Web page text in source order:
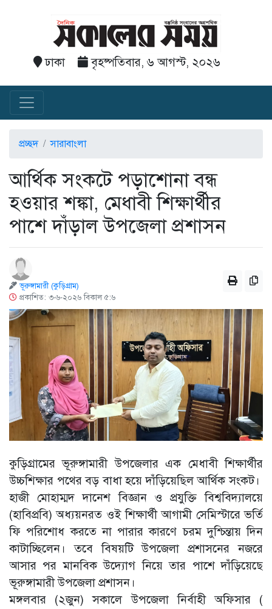
ঢাকা বৃহষ্পতিবার, ৬ আগস্ট, ২০২৬
প্রচ্ছদ সারাবাংলা
আর্থিক সংকটে পড়াশোনা বন্ধ
হওয়ার শঙ্কা, মেধাবী শিক্ষার্থীর
পাশে দাঁড়াল উপজেলা প্রশাসন
ভূরুঙ্গামারী (কুড়িগ্রাম)
প্রকাশিত: ৩-৬-২০২৬ বিকাল ৫:৬
কুড়িগ্রামের ভূরুঙ্গামারী উপজেলার এক মেধাবী শিক্ষার্থীর
উচ্চশিক্ষার পথের বড় বাধা হয়ে দাঁড়িয়েছিল আর্থিক সংকট।
হাজী মোহাম্মদ দানেশ বিজ্ঞান ও প্রযুক্তি বিশ্ববিদ্যালয়ে
(হাবিপ্রবি) অধ্যয়নরত ওই শিক্ষার্থী আগামী সেমিস্টারে ভর্তি
ফি পরিশোধ করতে না পারার কারণে চরম দুশ্চিন্তায় দিন
কাটাচ্ছিলেন। তবে বিষয়টি উপজেলা প্রশাসনের নজরে
আসার পর মানবিক উদ্যোগ নিয়ে তার পাশে দাঁড়িয়েছে
ভূরুঙ্গামারী উপজেলা প্রশাসন।
মঙ্গলবার (২জুন) সকালে উপজেলা নির্বাহী অফিসার (